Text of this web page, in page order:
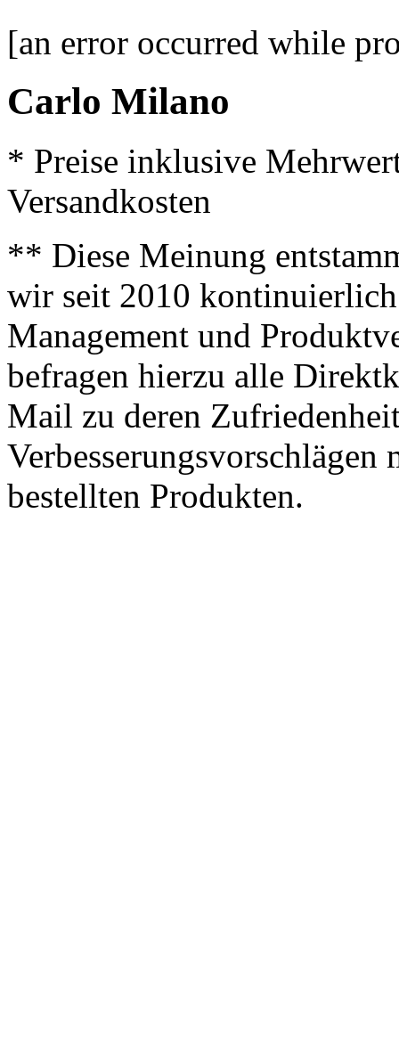
[an error occurred while
Carlo Milano
* Preise inklusive
Versandkosten
** Diese Meinung
wir seit 2010
Management und
befragen hierzu alle
Mail zu deren
bestellten Produkten.